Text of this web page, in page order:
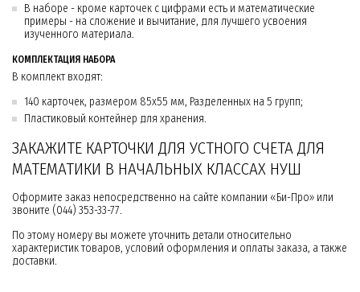
В наборе - кроме карточек с цифрами есть и математические
примеры - на сложение и вычитание, для лучшего усвоения
изученного материала.
КОМПЛЕКТАЦИЯ НАБОРА
В комплект входят:
140 карточек, размером 85х55 мм, Разделенных на 5 групп;
Пластиковый контейнер для хранения.
ЗАКАЖИТЕ КАРТОЧКИ ДЛЯ УСТНОГО СЧЕТА ДЛЯ
МАТЕМАТИКИ В НАЧАЛЬНЫХ КЛАССАХ НУШ
Оформите заказ непосредственно на сайте компании «Би-Про» или
звоните (044) 353-33-77.
По этому номеру вы можете уточнить детали относительно
характеристик товаров, условий оформления и оплаты заказа, а также
доставки.